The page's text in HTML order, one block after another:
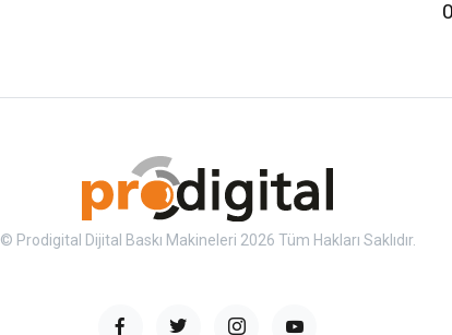
© Prodigital Dijital Baskı Makineleri 2026 Tüm Hakları Saklıdır.